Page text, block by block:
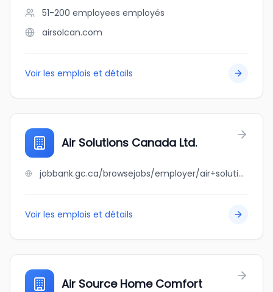
51-200 employees employés
airsolcan.com
Voir les emplois et détails
Air Solutions Canada Ltd.
jobbank.gc.ca/browsejobs/employer/air+solutions+canada+ltd./ca
Voir les emplois et détails
Air Source Home Comfort